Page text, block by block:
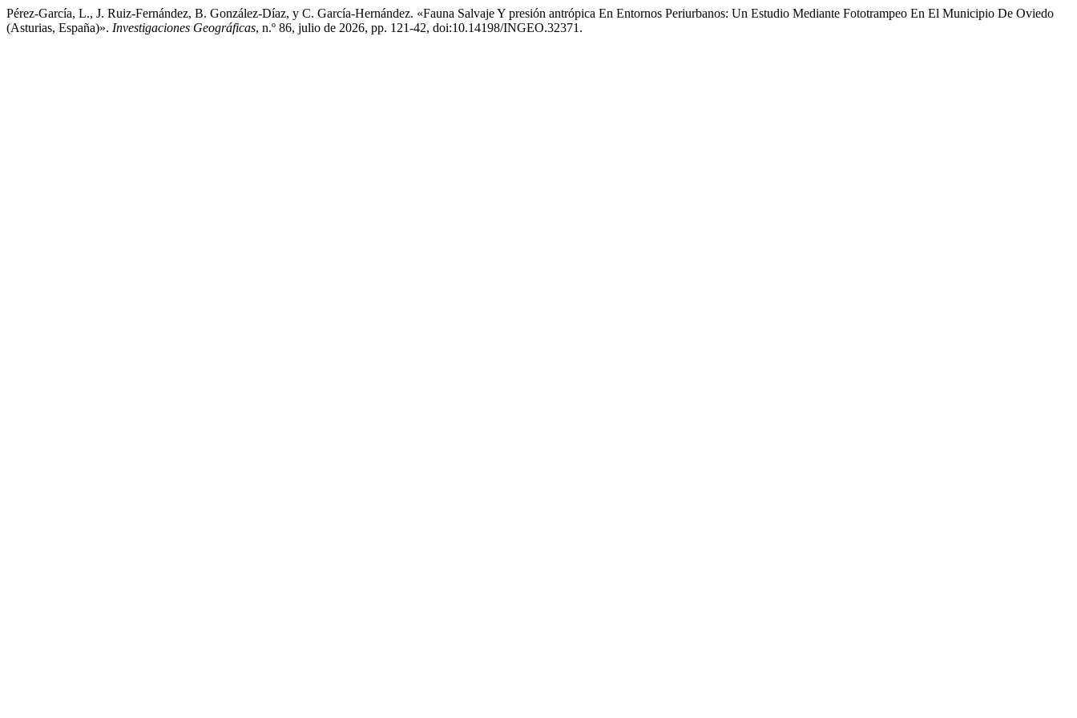
Pérez-García, L., J. Ruiz-Fernández, B. González-Díaz, y C. García-Hernández. «Fauna Salvaje Y presión antrópica En Entornos Periurbanos: Un Estudio Mediante Fototrampeo En El Municipio De Oviedo
(Asturias, España)». Investigaciones Geográficas, n.º 86, julio de 2026, pp. 121-42, doi:10.14198/INGEO.32371.